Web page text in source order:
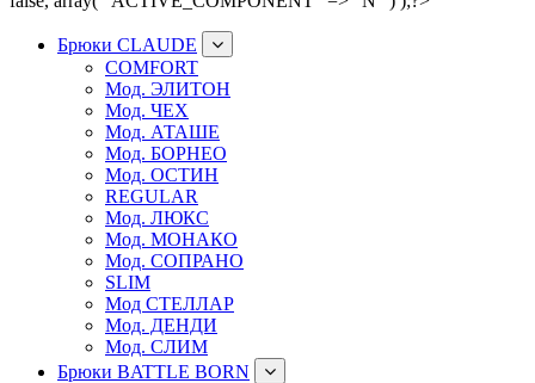
Брюки CLAUDE
COMFORT
Мод. ЭЛИТОН
Мод. ЧЕХ
Мод. АТАШЕ
Мод. БОРНЕО
Мод. ОСТИН
REGULAR
Мод. ЛЮКС
Мод. МОНАКО
Мод. СОПРАНО
SLIM
Мод СТЕЛЛАР
Мод. ДЕНДИ
Мод. СЛИМ
Брюки BATTLE BORN